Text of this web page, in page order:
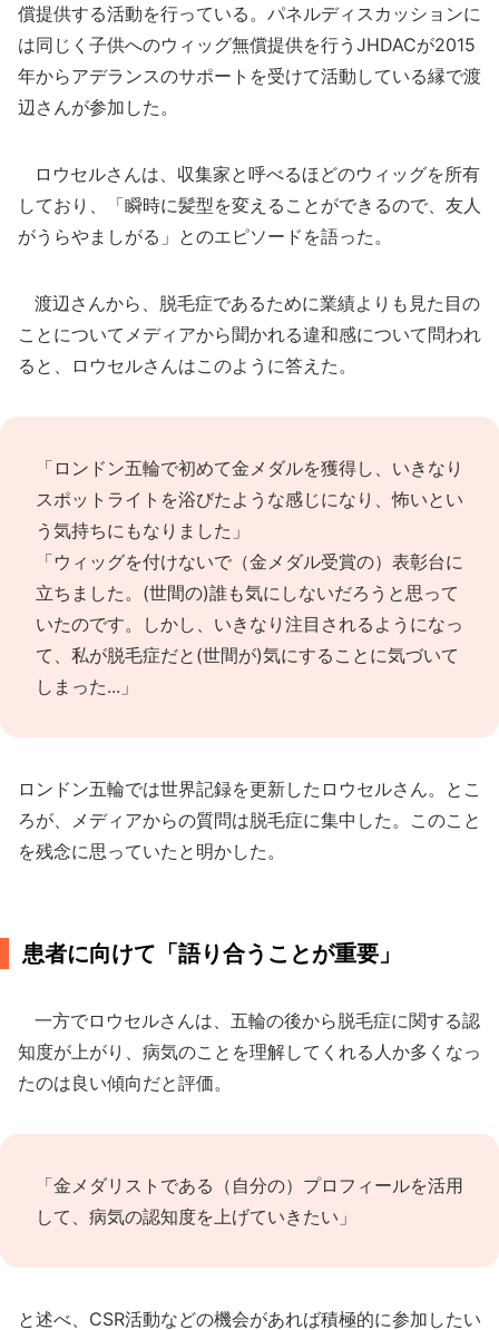
償提供する活動を行っている。パネルディスカッションに
は同じく子供へのウィッグ無償提供を行うJHDACが2015
年からアデランスのサポートを受けて活動している縁で渡
辺さんが参加した。
ロウセルさんは、収集家と呼べるほどのウィッグを所有
しており、「瞬時に髪型を変えることができるので、友人
がうらやましがる」とのエピソードを語った。
渡辺さんから、脱毛症であるために業績よりも見た目の
ことについてメディアから聞かれる違和感について問われ
ると、ロウセルさんはこのように答えた。
「ロンドン五輪で初めて金メダルを獲得し、いきなり
スポットライトを浴びたような感じになり、怖いとい
う気持ちにもなりました」
「ウィッグを付けないで（金メダル受賞の）表彰台に
立ちました。(世間の)誰も気にしないだろうと思って
いたのです。しかし、いきなり注目されるようになっ
て、私が脱毛症だと(世間が)気にすることに気づいて
しまった...」
ロンドン五輪では世界記録を更新したロウセルさん。とこ
ろが、メディアからの質問は脱毛症に集中した。このこと
を残念に思っていたと明かした。
患者に向けて「語り合うことが重要」
一方でロウセルさんは、五輪の後から脱毛症に関する認
知度が上がり、病気のことを理解してくれる人か多くなっ
たのは良い傾向だと評価。
「金メダリストである（自分の）プロフィールを活用
して、病気の認知度を上げていきたい」
と述べ、CSR活動などの機会があれば積極的に参加したい